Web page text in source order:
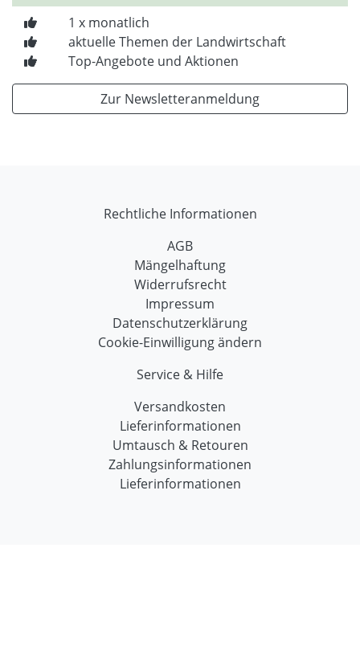
1 x monatlich
aktuelle Themen der Landwirtschaft
Top-Angebote und Aktionen
Zur Newsletteranmeldung
Rechtliche Informationen
AGB
Mängelhaftung
Widerrufsrecht
Impressum
Datenschutzerklärung
Cookie-Einwilligung ändern
Service & Hilfe
Versandkosten
Lieferinformationen
Umtausch & Retouren
Zahlungsinformationen
Lieferinformationen